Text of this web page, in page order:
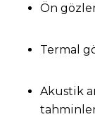
Ön
Termal
Akustik